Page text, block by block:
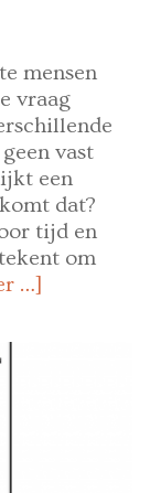
mensen
vraag
vast
een
dat?
tijd en
om
…]